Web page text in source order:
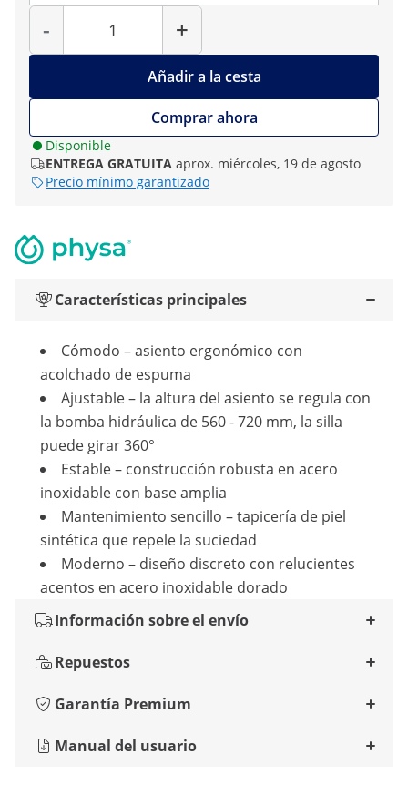
-
Cantidad
+
Añadir a la cesta
Comprar ahora
Disponible
ENTREGA GRATUITA aprox. miércoles, 19 de agosto
Precio mínimo garantizado
Características principales
Cómodo – asiento ergonómico con
acolchado de espuma
Ajustable – la altura del asiento se regula con
la bomba hidráulica de 560 - 720 mm, la silla
puede girar 360°
Estable – construcción robusta en acero
inoxidable con base amplia
Mantenimiento sencillo – tapicería de piel
sintética que repele la suciedad
Moderno – diseño discreto con relucientes
acentos en acero inoxidable dorado
Información sobre el envío
Repuestos
Garantía Premium
Manual del usuario